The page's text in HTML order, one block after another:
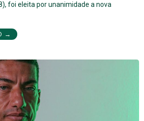
foi eleita por unanimidade a nova
→